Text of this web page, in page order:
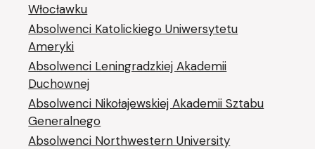
Włocławku
Absolwenci Katolickiego Uniwersytetu
Ameryki
Absolwenci Leningradzkiej Akademii
Duchownej
Absolwenci Nikołajewskiej Akademii Sztabu
Generalnego
Absolwenci Northwestern University